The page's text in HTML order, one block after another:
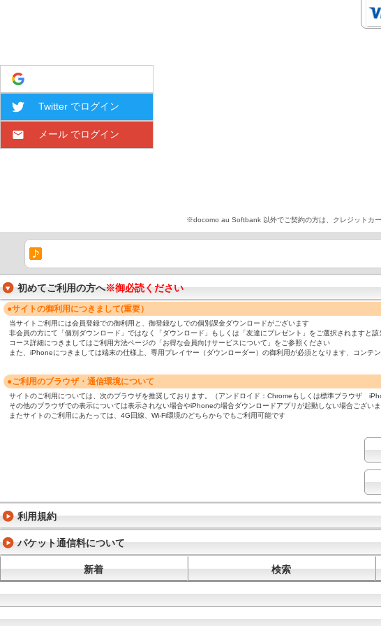
Twitter でログイン
メール でログイン
※docomo au Softbank 以外でご契約の方は、クレジットカ
初めてご利用の方へ※御必読ください
●サイトの御利用につきまして(重要）
当サイトご利用には会員登録での御利用と、御登録なしでの個別課金ダウンロードがございます
非会員の方にて「個別ダウンロード」ではなく「ダウンロード」もしくは「友達にプレゼント」をご選択されますと
コース詳細につきましてはご利用方法ページの「お得な会員向けサービスについて」をご参照ください
また、iPhoneにつきましては端末の仕様上、専用プレイヤー（ダウンローダー）の御利用が必須となります、コン
●ご利用のブラウザ・通信環境について
サイトのご利用については、次のブラウザを推奨しております。（アンドロイド：Chromeもしくは標準ブラウザ
その他のブラウザでの表示については表示されない場合やiPhoneの場合ダウンロードアプリが起動しない場合ござい
またサイトのご利用にあたっては、4G回線、Wi-Fi環境のどちらからでもご利用可能です
利用規約
パケット通信料について
新着 検索